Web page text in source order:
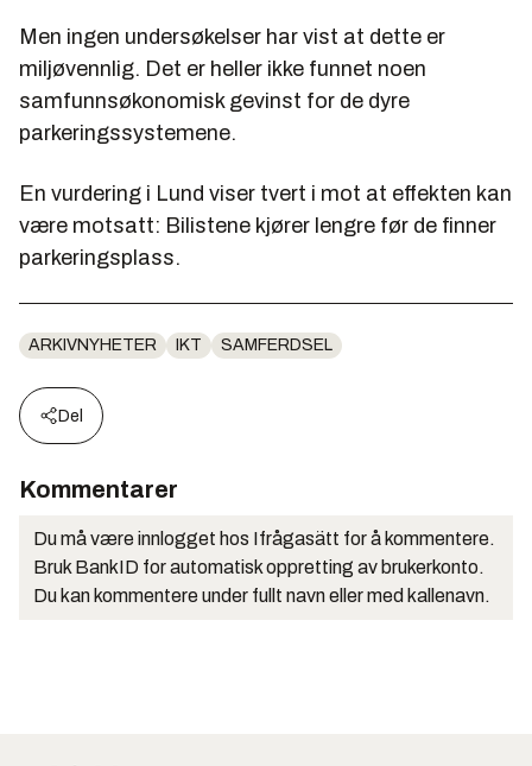
Men ingen undersøkelser har vist at dette er
miljøvennlig. Det er heller ikke funnet noen
samfunnsøkonomisk gevinst for de dyre
parkeringssystemene.
En vurdering i Lund viser tvert i mot at effekten kan
være motsatt: Bilistene kjører lengre før de finner
parkeringsplass.
ARKIVNYHETER IKT SAMFERDSEL
Del
Kommentarer
Du må være innlogget hos Ifrågasätt for å kommentere.
Bruk BankID for automatisk oppretting av brukerkonto.
Du kan kommentere under fullt navn eller med kallenavn.